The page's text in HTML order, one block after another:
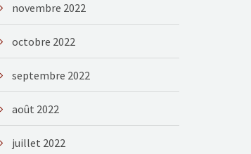
novembre 2022
octobre 2022
septembre 2022
août 2022
juillet 2022